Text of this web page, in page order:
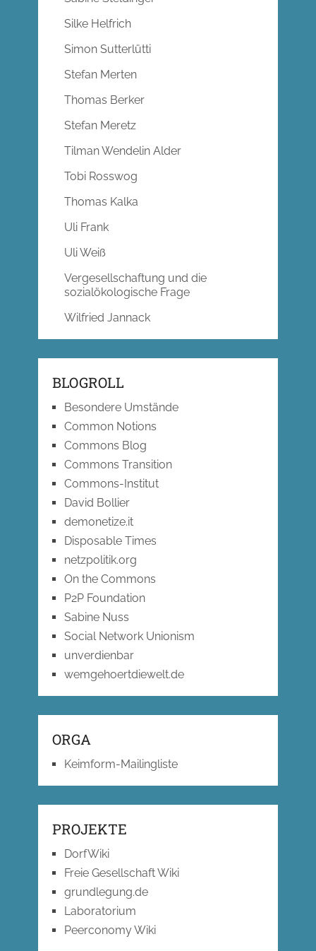
Silke Helfrich
Simon Sutterlütti
Stefan Merten
Thomas Berker
Stefan Meretz
Tilman Wendelin Alder
Tobi Rosswog
Thomas Kalka
Uli Frank
Uli Weiß
Vergesellschaftung und die
sozialökologische Frage
Wilfried Jannack
BLOGROLL
Besondere Umstände
Common Notions
Commons Blog
Commons Transition
Commons-Institut
David Bollier
demonetize.it
Disposable Times
netzpolitik.org
On the Commons
P2P Foundation
Sabine Nuss
Social Network Unionism
unverdienbar
wemgehoertdiewelt.de
ORGA
Keimform-Mailingliste
PROJEKTE
DorfWiki
Freie Gesellschaft Wiki
grundlegung.de
Laboratorium
Peerconomy Wiki